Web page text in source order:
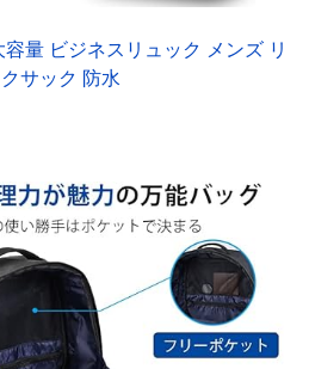
量 ビジネスリュック メンズ リ
クサック 防水